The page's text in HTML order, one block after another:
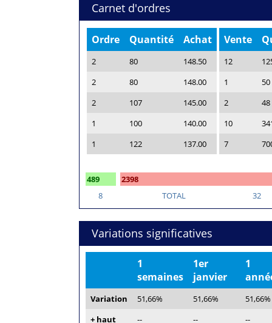
Carnet d'ordres
Ordre Quantité Achat
2 80
148.50
2
80
148.00
2
107
145.00
1
100
140.00
1
122 137.00
Vente
12
1
50
2
48
10
7
489
2398
8
TOTAL 32
Variations significatives
1
semaines
1er
janvier
1
Variation 51,66% 51,66%
51,66%
+ haut
-- --
--